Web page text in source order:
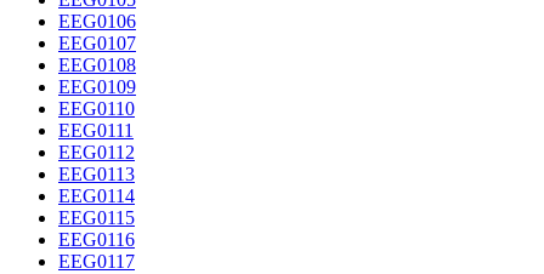
EEG0106
EEG0107
EEG0108
EEG0109
EEG0110
EEG0111
EEG0112
EEG0113
EEG0114
EEG0115
EEG0116
EEG0117